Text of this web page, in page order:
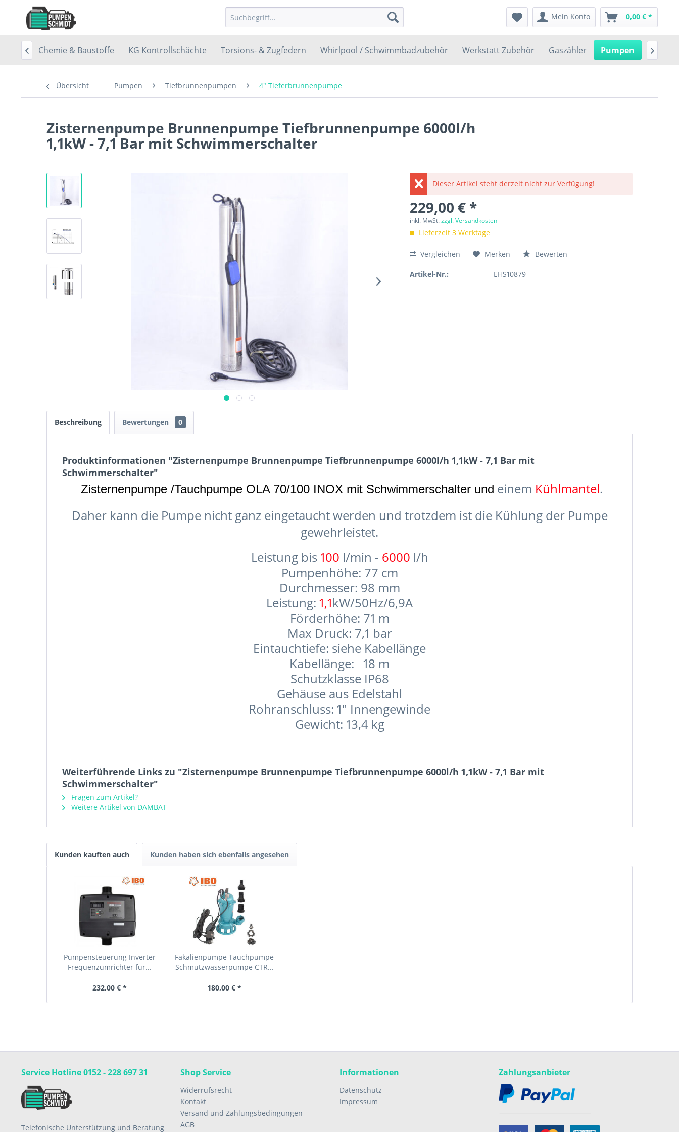
Mein Konto 0,00 € *
Chemie & Baustoffe KG Kontrollschächte Torsions- & Zugfedern Whirlpool / Schwimmbadzubehör Werkstatt Zubehör Gaszähler Pumpen
 
Übersicht Pumpen Tiefbrunnenpumpen 4" Tieferbrunnenpumpe
Zisternenpumpe Brunnenpumpe Tiefbrunnenpumpe 6000l/h
1,1kW - 7,1 Bar mit Schwimmerschalter
Dieser Artikel steht derzeit nicht zur Verfügung!
229,00 € *
inkl. MwSt.zzgl. Versandkosten
Lieferzeit 3 Werktage
Vergleichen Merken Bewerten
Artikel-Nr.: EHS10879
Beschreibung Bewertungen 0
Produktinformationen "Zisternenpumpe Brunnenpumpe Tiefbrunnenpumpe 6000l/h 1,1kW - 7,1 Bar mit
Schwimmerschalter"
Zisternenpumpe /Tauchpumpe OLA 70/100 INOX mit Schwimmerschalter und einem Kühlmantel.
Daher kann die Pumpe nicht ganz eingetaucht werden und trotzdem ist die Kühlung der Pumpe
gewehrleistet.
Leistung bis100 l/min - 6000 l/h
Pumpenhöhe: 77 cm
Durchmesser: 98 mm
Leistung: 1,1kW/50Hz/6,9A
Förderhöhe: 71 m
Max Druck: 7,1 bar
Eintauchtiefe: siehe Kabellänge
Kabellänge: 18 m
Schutzklasse IP68
Gehäuse aus Edelstahl
Rohranschluss: 1" Innengewinde
Gewicht: 13,4 kg
Weiterführende Links zu "Zisternenpumpe Brunnenpumpe Tiefbrunnenpumpe 6000l/h 1,1kW - 7,1 Bar mit
Schwimmerschalter"
Fragen zum Artikel?
Weitere Artikel von DAMBAT
Kunden kauften auch Kunden haben sich ebenfalls angesehen
Pumpensteuerung Inverter
Frequenzumrichter für...
232,00 € *
Fäkalienpumpe Tauchpumpe
Schmutzwasserpumpe CTR...
180,00 € *
Service Hotline 0152 - 228 697 31
Telefonische Unterstützung und Beratung
Shop Service
Widerrufsrecht
Kontakt
Versand und Zahlungsbedingungen
AGB
Informationen
Datenschutz
Impressum
Zahlungsanbieter